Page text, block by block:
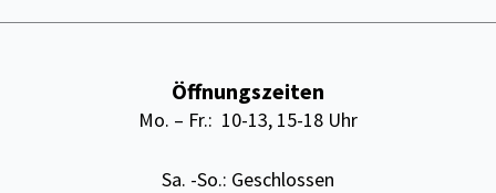
Öffnungszeiten
Mo. – Fr.: 10-13, 15-18 Uhr
Sa. -So.: Geschlossen